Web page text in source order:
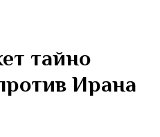
тайно
Ирана